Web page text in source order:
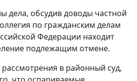
дела, обсудив доводы частной
по гражданским делам
Федерации находит
подлежащим отмене.
в районный суд,